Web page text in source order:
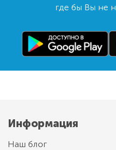
где бы Вы не
Информация
Наш блог